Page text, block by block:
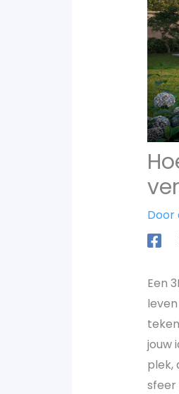
Door
Een
jouw
plek,
sfeer